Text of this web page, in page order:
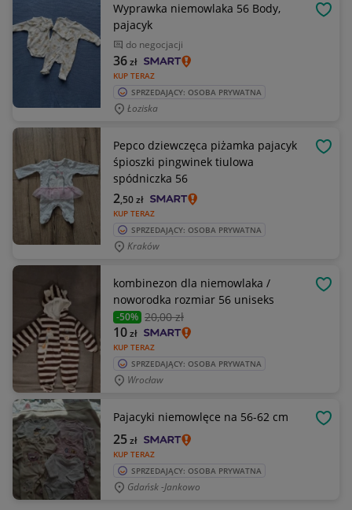
Wyprawka niemowlaka 56 Body,
pajacyk
do negocjacji
KUP TERAZ
36zł
SPRZEDAJĄCY: OSOBA PRYWATNA
Łoziska
Pepco dziewczęca piżamka pajacyk
śpioszki pingwinek tiulowa
spódniczka 56
KUP TERAZ
2,50zł
SPRZEDAJĄCY: OSOBA PRYWATNA
Kraków
kombinezon dla niemowlaka /
noworodka rozmiar 56 uniseks
-50% 20,00 zł
KUP TERAZ
10zł
SPRZEDAJĄCY: OSOBA PRYWATNA
Wrocław
Pajacyki niemowlęce na 56-62 cm
KUP TERAZ
25zł
SPRZEDAJĄCY: OSOBA PRYWATNA
Gdańsk -Jankowo